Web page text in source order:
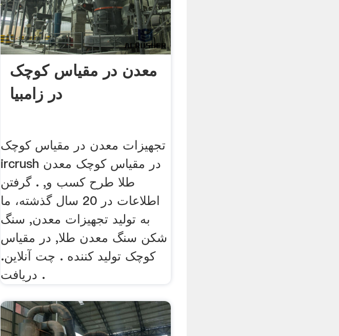
معدن در مقیاس کوچک
در زامبیا
تجهیزات معدن در مقیاس کوچک
ircrush در مقیاس کوچک معدن
طلا طرح کسب و, . گرفتن
اطلاعات در 20 سال گذشته، ما
به تولید تجهیزات معدن, سنگ
شکن سنگ معدن طلا, در مقیاس
کوچک تولید کننده . چت آنلاین.
دریافت .